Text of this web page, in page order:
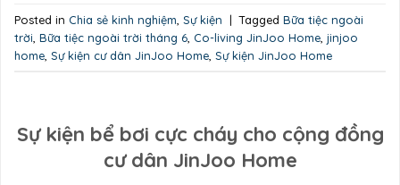
Posted in Chia sẻ kinh nghiệm Sự kiện | Tagged Bữa tiệc ngoài
trời Bữa tiệc ngoài trời tháng 6 Co-living JinJoo Home jinjoo
home Sự kiện cư dân JinJoo Home Sự kiện JinJoo Home
Sự kiện bể bơi cực cháy cho cộng đồng
cư dân JinJoo Home